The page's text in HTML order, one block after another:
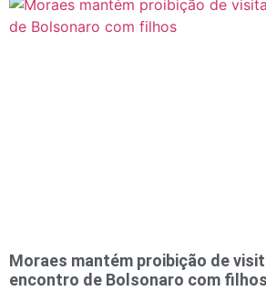
Moraes mantém proibição de
encontro de Bolsonaro com filhos